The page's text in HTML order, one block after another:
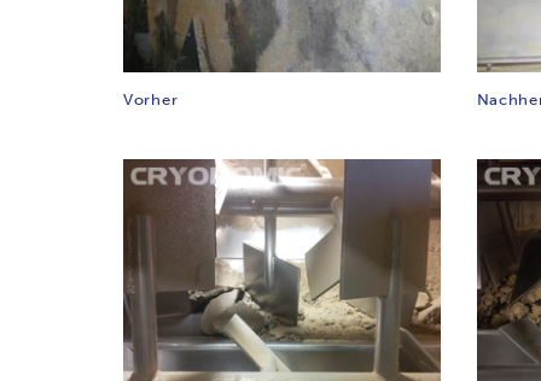
Vorher